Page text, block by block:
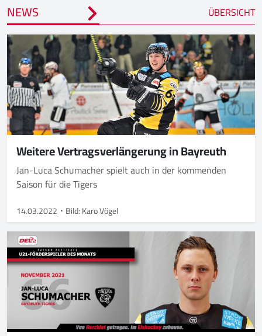
NEWS ÜBERSICHT
Weitere Vertragsverlängerung in Bayreuth
Jan-Luca Schumacher spielt auch in der kommenden
Saison für die Tigers
14.03.2022 Bild: Karo Vögel